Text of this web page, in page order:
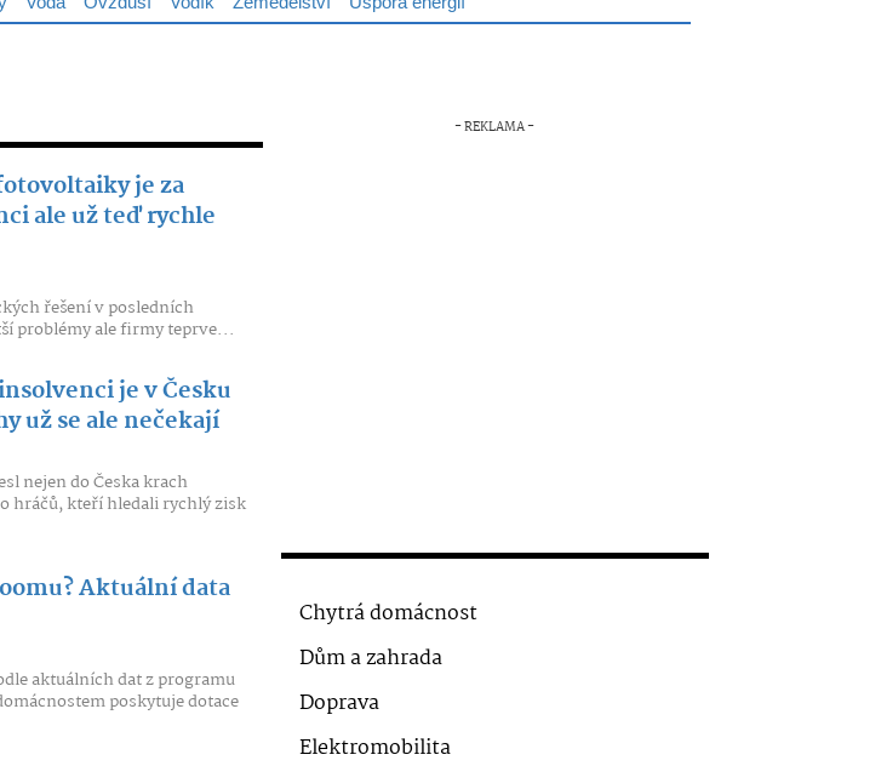
je za
ale už teď rychle
řešení v posledních
problémy ale firmy teprve...
je v Česku
už se ale nečekají
nejen do Česka krach
hráčů, kteří hledali rychlý zisk
Aktuální data
aktuálních dat z programu
poskytuje dotace
Chytrá domácnost
Dům a zahrada
Doprava
Elektromobilita